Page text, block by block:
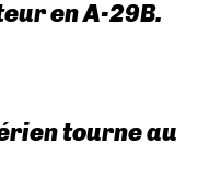
en A-29B.
tourne au